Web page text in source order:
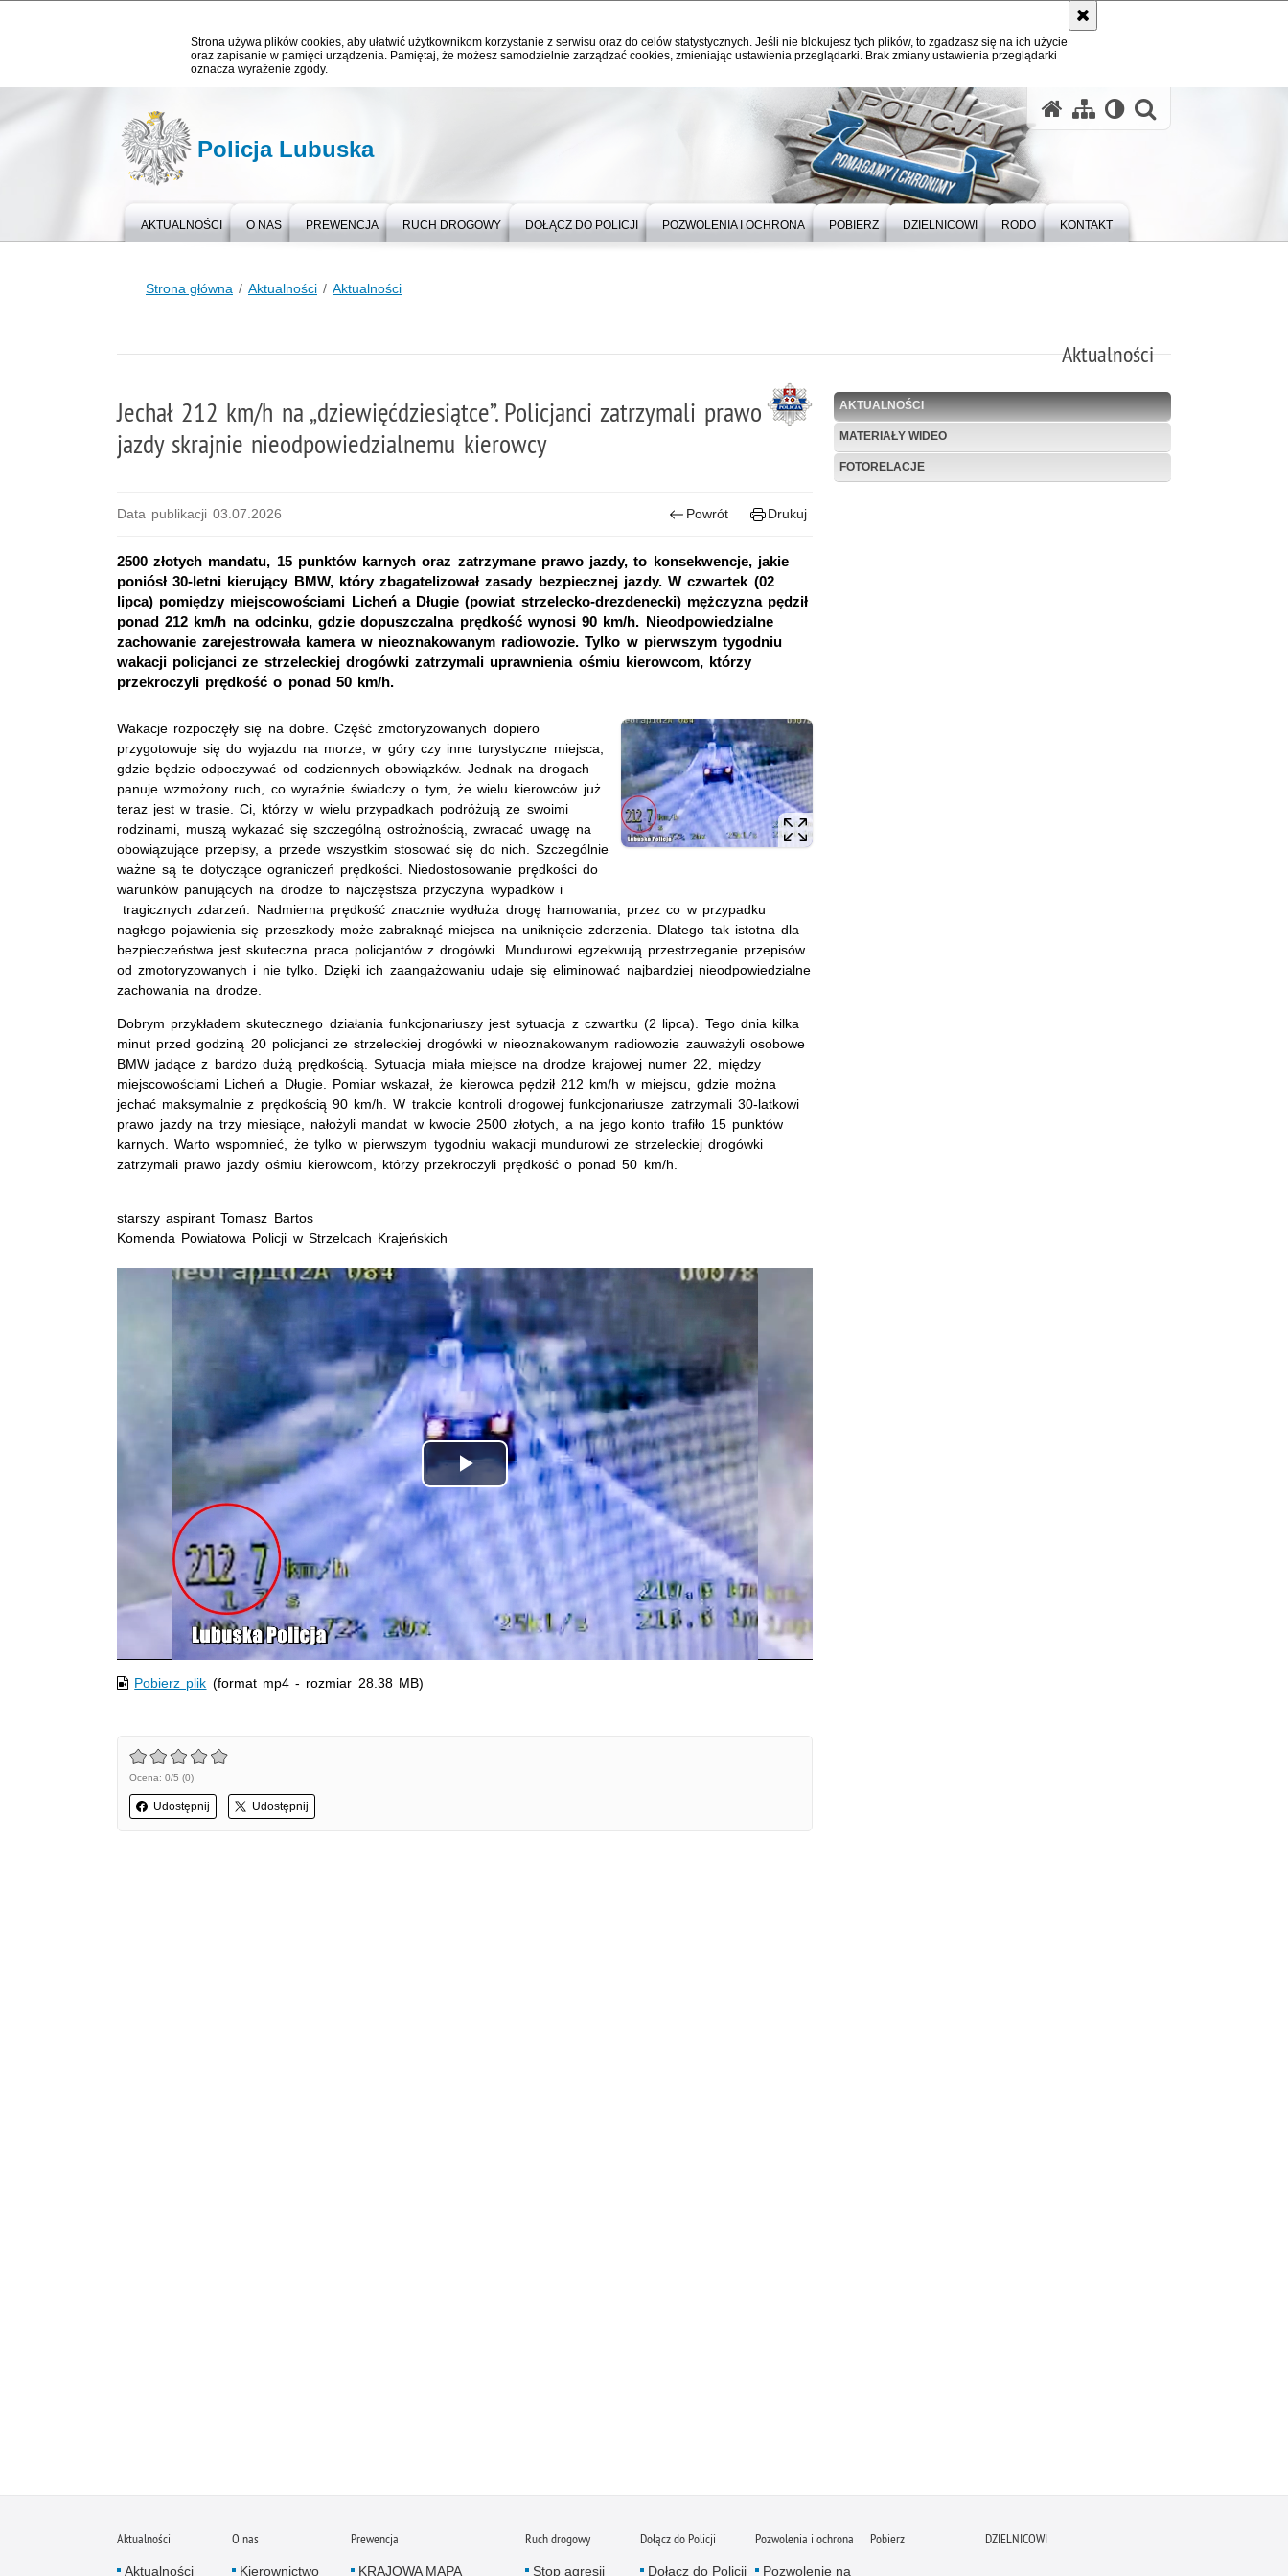
Strona używa plików cookies, aby ułatwić użytkownikom korzystanie z serwisu oraz do celów statystycznych. Jeśli nie blokujesz tych plików, to zgadzasz się na ich użycie
oraz zapisanie w pamięci urządzenia. Pamiętaj, że możesz samodzielnie zarządzać cookies, zmieniając ustawienia przeglądarki. Brak zmiany ustawienia przeglądarki
oznacza wyrażenie zgody.
Policja Lubuska
AKTUALNOŚCI O NAS PREWENCJA RUCH DROGOWY DOŁĄCZ DO POLICJI POZWOLENIA I OCHRONA POBIERZ DZIELNICOWI RODO KONTAKT
Strona główna Aktualności Aktualności
Aktualności
Jechał 212 km/h na „dziewięćdziesiątce”. Policjanci zatrzymali prawo
jazdy skrajnie nieodpowiedzialnemu kierowcy
Data publikacji 03.07.2026 Powrót Drukuj
2500 złotych mandatu, 15 punktów karnych oraz zatrzymane prawo jazdy, to konsekwencje, jakie
poniósł 30-letni kierujący BMW, który zbagatelizował zasady bezpiecznej jazdy. W czwartek (02
lipca) pomiędzy miejscowościami Licheń a Długie (powiat strzelecko-drezdenecki) mężczyzna pędził
ponad 212 km/h na odcinku, gdzie dopuszczalna prędkość wynosi 90 km/h. Nieodpowiedzialne
zachowanie zarejestrowała kamera w nieoznakowanym radiowozie. Tylko w pierwszym tygodniu
wakacji policjanci ze strzeleckiej drogówki zatrzymali uprawnienia ośmiu kierowcom, którzy
przekroczyli prędkość o ponad 50 km/h.
Wakacje rozpoczęły się na dobre. Część zmotoryzowanych dopiero
przygotowuje się do wyjazdu na morze, w góry czy inne turystyczne miejsca,
gdzie będzie odpoczywać od codziennych obowiązków. Jednak na drogach
panuje wzmożony ruch, co wyraźnie świadczy o tym, że wielu kierowców już
teraz jest w trasie. Ci, którzy w wielu przypadkach podróżują ze swoimi
rodzinami, muszą wykazać się szczególną ostrożnością, zwracać uwagę na
obowiązujące przepisy, a przede wszystkim stosować się do nich. Szczególnie
ważne są te dotyczące ograniczeń prędkości. Niedostosowanie prędkości do
warunków panujących na drodze to najczęstsza przyczyna wypadków i
tragicznych zdarzeń. Nadmierna prędkość znacznie wydłuża drogę hamowania, przez co w przypadku
nagłego pojawienia się przeszkody może zabraknąć miejsca na uniknięcie zderzenia. Dlatego tak istotna dla
bezpieczeństwa jest skuteczna praca policjantów z drogówki. Mundurowi egzekwują przestrzeganie przepisów
od zmotoryzowanych i nie tylko. Dzięki ich zaangażowaniu udaje się eliminować najbardziej nieodpowiedzialne
zachowania na drodze.
Dobrym przykładem skutecznego działania funkcjonariuszy jest sytuacja z czwartku (2 lipca). Tego dnia kilka
minut przed godziną 20 policjanci ze strzeleckiej drogówki w nieoznakowanym radiowozie zauważyli osobowe
BMW jadące z bardzo dużą prędkością. Sytuacja miała miejsce na drodze krajowej numer 22, między
miejscowościami Licheń a Długie. Pomiar wskazał, że kierowca pędził 212 km/h w miejscu, gdzie można
jechać maksymalnie z prędkością 90 km/h. W trakcie kontroli drogowej funkcjonariusze zatrzymali 30-latkowi
prawo jazdy na trzy miesiące, nałożyli mandat w kwocie 2500 złotych, a na jego konto trafiło 15 punktów
karnych. Warto wspomnieć, że tylko w pierwszym tygodniu wakacji mundurowi ze strzeleckiej drogówki
zatrzymali prawo jazdy ośmiu kierowcom, którzy przekroczyli prędkość o ponad 50 km/h.
starszy aspirant Tomasz Bartos
Komenda Powiatowa Policji w Strzelcach Krajeńskich
Odtwórz
wideo
Pobierz plik (format mp4 - rozmiar 28.38 MB)
Ocena: 0/5 (0)
Udostępnij Udostępnij
AKTUALNOŚCI
MATERIAŁY WIDEO
FOTORELACJE
Aktualności
Aktualności
O nas
Kierownictwo
Prewencja
KRAJOWA MAPA
Ruch drogowy
Stop agresji
Dołącz do Policji
Dołącz do Policji
Pozwolenia i ochrona
Pozwolenie na
Pobierz DZIELNICOWI